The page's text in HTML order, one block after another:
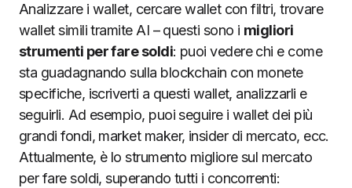
Analizzare i wallet, cercare wallet con filtri, trovare
wallet simili tramite AI – questi sono i migliori
strumenti per fare soldi: puoi vedere chi e come
sta guadagnando sulla blockchain con monete
specifiche, iscriverti a questi wallet, analizzarli e
seguirli. Ad esempio, puoi seguire i wallet dei più
grandi fondi, market maker, insider di mercato, ecc.
Attualmente, è lo strumento migliore sul mercato
per fare soldi, superando tutti i concorrenti: